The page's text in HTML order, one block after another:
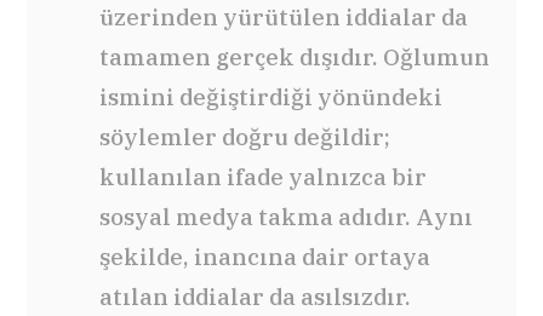
üzerinden yürütülen iddialar da
tamamen gerçek dışıdır. Oğlumun
ismini değiştirdiği yönündeki
söylemler doğru değildir;
kullanılan ifade yalnızca bir
sosyal medya takma adıdır. Aynı
şekilde, inancına dair ortaya
atılan iddialar da asılsızdır.